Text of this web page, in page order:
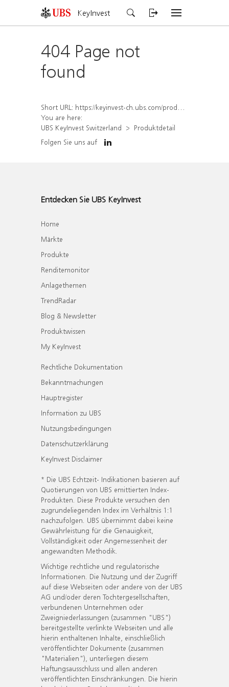
KeyInvest
404 Page not
found
Short URL: https://keyinvest-ch.ubs.com/produkt/detail/index/isin/CH1572300379
You are here:
UBS KeyInvest Switzerland
Produktdetail
Folgen Sie uns auf
Entdecken Sie UBS KeyInvest
Home
Märkte
Produkte
Renditemonitor
Anlagethemen
TrendRadar
Blog & Newsletter
Produktwissen
My KeyInvest
Rechtliche Dokumentation
Bekanntmachungen
Hauptregister
Information zu UBS
Nutzungsbedingungen
Datenschutzerklärung
KeyInvest Disclaimer
* Die UBS Echtzeit- Indikationen basieren auf
Quotierungen von UBS emittierten Index-
Produkten. Diese Produkte versuchen den
zugrundeliegenden Index im Verhältnis 1:1
nachzufolgen. UBS übernimmt dabei keine
Gewährleistung für die Genauigkeit,
Vollständigkeit oder Angemessenheit der
angewandten Methodik.
Wichtige rechtliche und regulatorische
Informationen. Die Nutzung und der Zugriff
auf diese Webseiten oder andere von der UBS
AG und/oder deren Tochtergesellschaften,
verbundenen Unternehmen oder
Zweigniederlassungen (zusammen "UBS")
bereitgestellte verlinkte Webseiten und alle
hierin enthaltenen Inhalte, einschließlich
veröffentlichter Dokumente (zusammen
"Materialien"), unterliegen diesem
Haftungsausschluss und allen anderen
veröffentlichten Einschränkungen. Die hierin